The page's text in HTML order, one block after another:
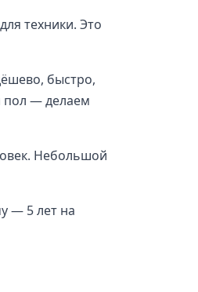
техники. Это
быстро,
пол — делаем
Небольшой
— 5 лет на